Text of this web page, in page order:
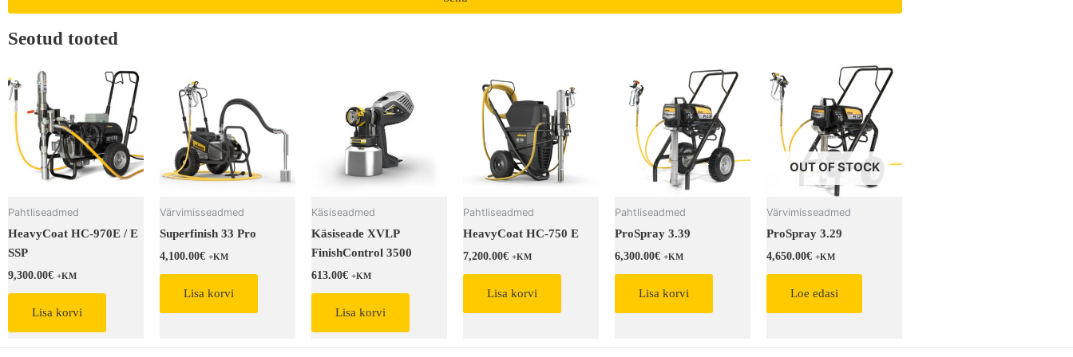
Seotud tooted
Pahtliseadmed
HeavyCoat HC-970E / E
SSP
9,300.00€ +KM
Lisa korvi
Värvimisseadmed
Superfinish 33 Pro
4,100.00€ +KM
Lisa korvi
Käsiseadmed
Käsiseade XVLP
FinishControl 3500
613.00€ +KM
Lisa korvi
Pahtliseadmed
HeavyCoat HC-750 E
7,200.00€ +KM
Lisa korvi
Pahtliseadmed
ProSpray 3.39
6,300.00€ +KM
Lisa korvi
OUT OF STOCK
Värvimisseadmed
ProSpray 3.29
4,650.00€ +KM
Loe edasi